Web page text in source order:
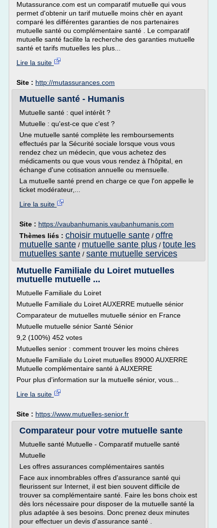
Mutassurance.com est un comparatif mutuelle qui vous
permet d'obtenir un tarif mutuelle moins chèr en ayant
comparé les différentes garanties de nos partenaires
mutuelle santé ou complémentaire santé . Le comparatif
mutuelle santé facilite la recherche des garanties mutuelle
santé et tarifs mutuelles les plus...
Lire la suite
Site : http://mutassurances.com
Mutuelle santé - Humanis
Mutuelle santé : quel intérêt ?
Mutuelle : qu'est-ce que c'est ?
Une mutuelle santé complète les remboursements
effectués par la Sécurité sociale lorsque vous vous
rendez chez un médecin, que vous achetez des
médicaments ou que vous vous rendez à l'hôpital, en
échange d'une cotisation annuelle ou mensuelle.
La mutuelle santé prend en charge ce que l'on appelle le
ticket modérateur,...
Lire la suite
Site : https://vaubanhumanis.vaubanhumanis.com
Thèmes liés : choisir mutuelle sante / offre
mutuelle sante / mutuelle sante plus / toute les
mutuelles sante / sante mutuelle services
Mutuelle Familiale du Loiret mutuelles
mutuelle mutuelle ...
Mutuelle Familiale du Loiret
Mutuelle Familiale du Loiret AUXERRE mutuelle sénior
Comparateur de mutuelles mutuelle sénior en France
Mutuelle mutuelle sénior Santé Sénior
9,2 (100%) 452 votes
Mutuelles senior : comment trouver les moins chères
Mutuelle Familiale du Loiret mutuelles 89000 AUXERRE
Mutuelle complémentaire santé à AUXERRE
Pour plus d'information sur la mutuelle sénior, vous...
Lire la suite
Site : https://www.mutuelles-senior.fr
Comparateur pour votre mutuelle sante
Mutuelle santé Mutuelle - Comparatif mutuelle santé
Mutuelle
Les offres assurances complémentaires santés
Face aux innombrables offres d'assurance santé qui
fleurissent sur Internet, il est bien souvent difficile de
trouver sa complémentaire santé. Faire les bons choix est
dès lors nécessaire pour disposer de la mutuelle santé la
plus adaptée à ses besoins. Donc prenez deux minutes
pour effectuer un devis d'assurance santé .